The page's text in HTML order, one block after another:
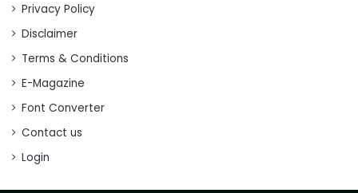
Privacy Policy
Disclaimer
Terms & Conditions
E-Magazine
Font Converter
Contact us
Login